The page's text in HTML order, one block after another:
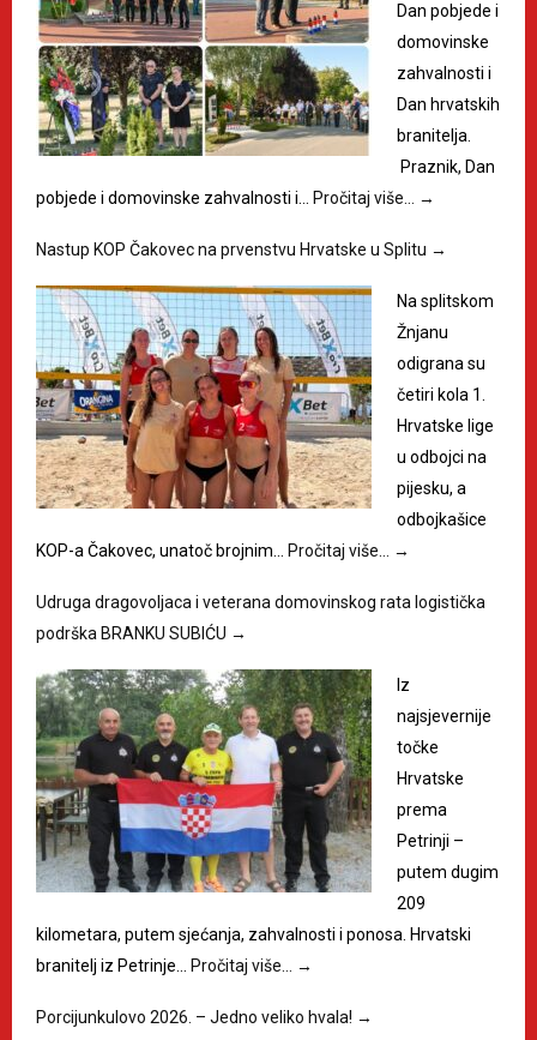
Dan pobjede i
domovinske
zahvalnosti i
Dan hrvatskih
branitelja.
Praznik, Dan
pobjede i domovinske zahvalnosti i…
Pročitaj više… →
Nastup KOP Čakovec na prvenstvu Hrvatske u Splitu →
Na splitskom
Žnjanu
odigrana su
četiri kola 1.
Hrvatske lige
u odbojci na
pijesku, a
odbojkašice
KOP-a Čakovec, unatoč brojnim…
Pročitaj više… →
Udruga dragovoljaca i veterana domovinskog rata logistička
podrška BRANKU SUBIĆU →
Iz
najsjevernije
točke
Hrvatske
prema
Petrinji –
putem dugim
209
kilometara, putem sjećanja, zahvalnosti i ponosa. Hrvatski
branitelj iz Petrinje…
Pročitaj više… →
Porcijunkulovo 2026. – Jedno veliko hvala! →